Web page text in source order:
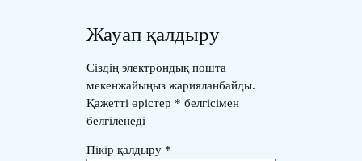
Жауап қалдыру
Сіздің электрондық пошта
мекенжайыңыз жарияланбайды.
Қажетті өрістер * белгісімен
белгіленеді
Пікір қалдыру *